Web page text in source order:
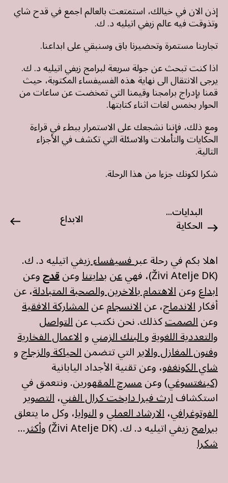
اهلا بكم في رحلة عبرفسيفساءزيفي اتيليه د. ك.
(Živi Atelje DK)، فهي عنبدايتناوعنقدحوعن
ابداعوعنالاهتمام بالاخرين والصحبة المتبادلة، عن
أفكارالاندماج، عنالانسجامعنالمشاركة الافقية
وعنالصمتكذلك. نحن نكتب عنالتواصل
والتعددية اللغويةوالبنك الزمنيوالاعمال الفخارية
وفنون المغازل والابرالتي تتضمنالحياكةوالزجاجو
شاي الكونغفو، وعن تقنية الأجداد اليابانية
(كينغتسوغي)وعنمسرح المقهورين. ونتعمق في
استكشافارث فيرا دايخت كرال الفني،التصوير
الفوتوغرافي،الارشاد العمليوالنوايا، وكل ما يتعلق
ببرامجزيفي اتيليه د. ك. (Živi Atelje DK) و أكثر...
شكرا
إذن الان في خيالك، استمتعت بالعالم اجمع في قدح شاي
وتذوقت فيه عالم زيفي اتيليه د. ك.
تجاربنا مستمرة وتحضيرنا باق وسنبقي على ابداعنا.
اذا كنت تبحث عن جولة سريعة لبرامج زيفي اتيليه د. ك.
يرجى الانتقال الى نهاية هذه الفسيفساء المكتوبة، حيث
قمنا بإدراج برامجنا وقيمنا التي تمخضت عن ساعات من
الحوار بخمس لغات اثناء كتابتها.
ومع ذلك، فإننا نشجعك على الاستمرار ببطء في قراءة
الحكايات والتأملات والاسئلة التي تكشف في الأجزاء
التالية.
شكرا لكونك جزءا من هذا الرحلة.
البدايات...
الحكاية الابداع